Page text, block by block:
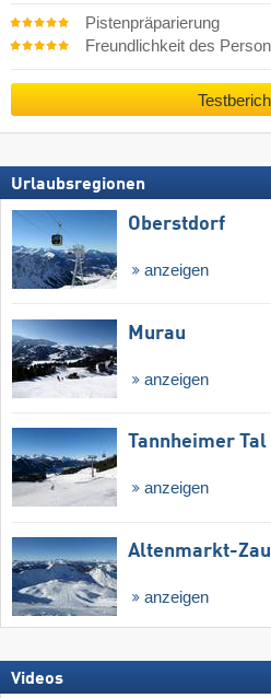
Pistenpräparierung
Freundlichkeit des
Urlaubsregionen
Oberstdorf
anzeigen
Murau
anzeigen
Tannheimer Tal
anzeigen
Altenmarkt-
anzeigen
Videos